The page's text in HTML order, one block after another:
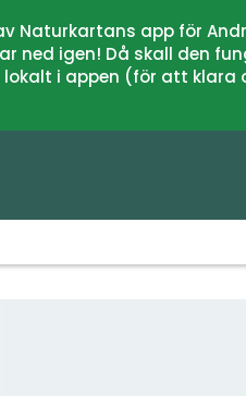
Naturkartans app för
igen! Då skall den
i appen (för att